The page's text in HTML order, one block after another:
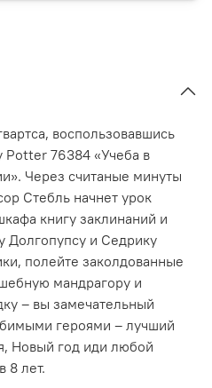
воспользовавшись
Potter 76384 «Учеба в
Через считаные минуты
Стебль начнет урок
книгу заклинаний и
Долгопупсу и Седрику
полейте заколдованные
мандрагору и
– вы замечательный
героями – лучший
Новый год иди любой
8 лет.